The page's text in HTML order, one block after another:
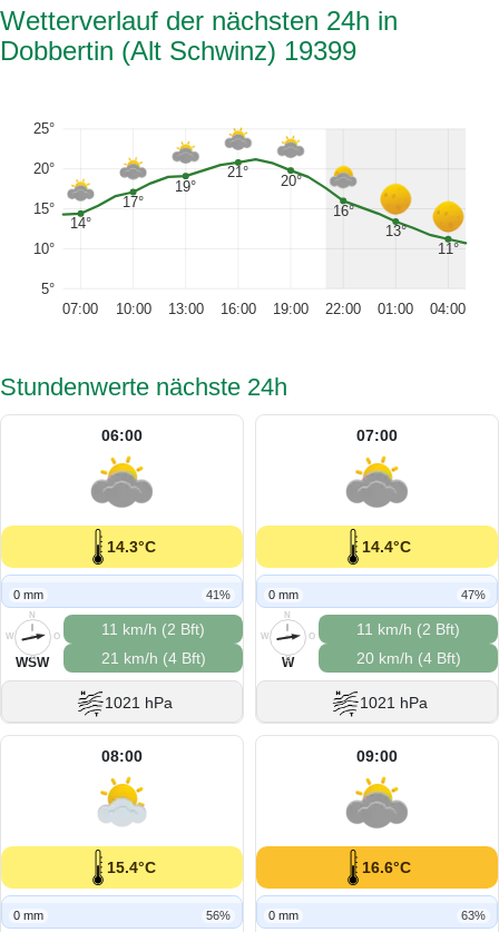
Wetterverlauf der nächsten 24h in
Dobbertin (Alt Schwinz) 19399
5°
10°
15°
20°
25°
14°
17°
19°
21° 20°
16°
13°
11°
07:00 10:00 13:00 16:00 19:00 22:00 01:00 04:00
Stundenwerte nächste 24h
06:00
14.3°C
0 mm 41%
N
O
S
W
WSW
11 km/h (2 Bft)
21 km/h (4 Bft)
1021 hPa
07:00
14.4°C
0 mm 47%
N
O
S
W
W
11 km/h (2 Bft)
20 km/h (4 Bft)
1021 hPa
08:00
15.4°C
0 mm 56%
09:00
16.6°C
0 mm 63%